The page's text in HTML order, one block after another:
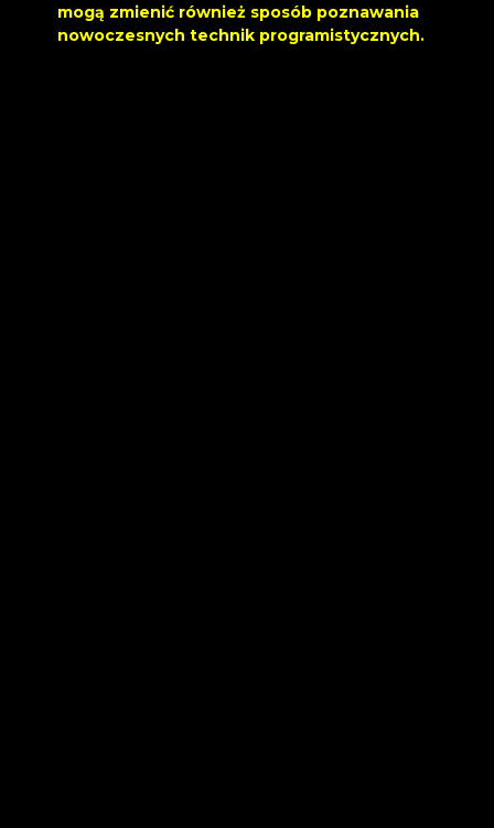
mogą zmienić również sposób poznawania
nowoczesnych technik programistycznych.